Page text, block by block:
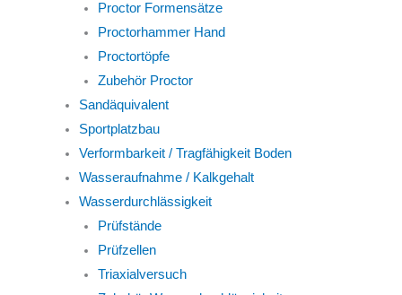
Proctor Formensätze
Proctorhammer Hand
Proctortöpfe
Zubehör Proctor
Sandäquivalent
Sportplatzbau
Verformbarkeit / Tragfähigkeit Boden
Wasseraufnahme / Kalkgehalt
Wasserdurchlässigkeit
Prüfstände
Prüfzellen
Triaxialversuch